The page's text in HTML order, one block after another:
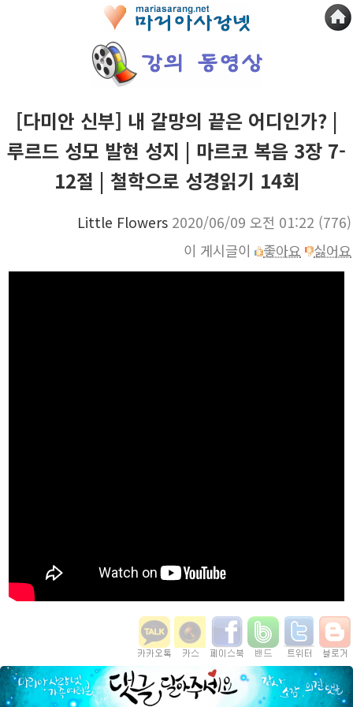
[다미안 신부] 내 갈망의 끝은 어디인가? |
루르드 성모 발현 성지 | 마르코 복음 3장 7-
12절 | 철학으로 성경읽기 14회
Little Flowers 2020/06/09 오전 01:22 (776)
이 게시글이
좋아요 싫어요